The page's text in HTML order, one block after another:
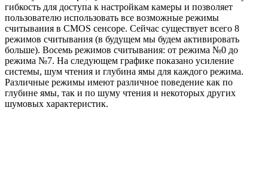
гибкость для доступа к настройкам камеры и позволяет
пользователю использовать все возможные режимы
считывания в CMOS сенсоре. Сейчас существует всего 8
режимов считывания (в будущем мы будем активировать
больше). Восемь режимов считывания: от режима №0 до
режима №7. На следующем графике показано усиление
системы, шум чтения и глубина ямы для каждого режима.
Различные режимы имеют различное поведение как по
глубине ямы, так и по шуму чтения и некоторых других
шумовых характеристик.